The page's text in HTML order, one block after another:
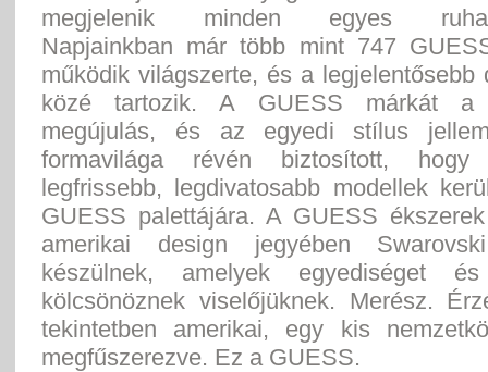
megjelenik minden egyes
Napjainkban már több mint 747
működik világszerte, és a legjelentősebb
közé tartozik. A GUESS márkát a
megújulás, és az egyedi stílus
formavilága révén biztosított,
legfrissebb, legdivatosabb modellek
GUESS palettájára. A GUESS
amerikai design jegyében
készülnek, amelyek egyediséget
kölcsönöznek viselőjüknek. Merész.
tekintetben amerikai, egy kis
megfűszerezve. Ez a GUESS.